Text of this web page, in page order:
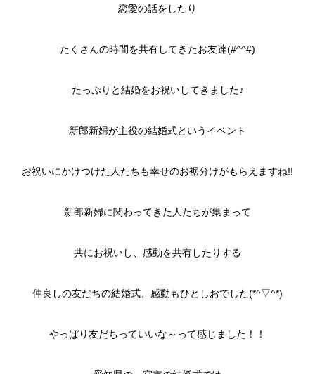
恋愛の話をしたり
たくさんの時間を共有してきたお友達(#^^#)
たっぷりと結婚をお祝いしてきました♪
新郎新婦が主役の結婚式というイベント
お祝いにかけつけた人たちも幸せのお裾分けがもらえますね!!
新郎新婦に関わってきた人たちが集まって
共にお祝いし、感動を共有したりする
仲良しの友だちの結婚式、感動もひとしおでした(*^▽^*)
やっぱり友だちっていいな～って感じました！！